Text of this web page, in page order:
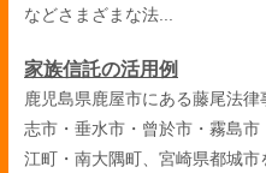
などさまざまな法...
家族信託の活用例
鹿児島県鹿屋市にある藤尾法
志市・垂水市・曾於市・霧島
江町・南大隅町、宮崎県都城